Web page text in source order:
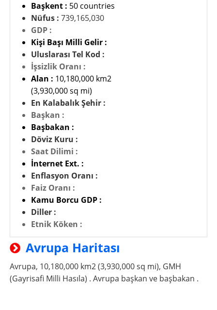
Başkent : 50 countries
Nüfus : 739,165,030
GDP :
Kişi Başı Milli Gelir :
Uluslarası Tel Kod :
İşsizlik Oranı :
Alan : 10,180,000 km2
(3,930,000 sq mi)
En Kalabalık Şehir :
Başkan :
Başbakan :
Döviz Kuru :
Saat Dilimi :
İnternet Ext. :
Enflasyon Oranı :
Faiz Oranı :
Kamu Borcu GDP :
Diller :
Etnik Köken :
Avrupa Haritası
Avrupa, 10,180,000 km2 (3,930,000 sq mi), GMH
(Gayrisafi Milli Hasıla) . Avrupa başkan ve başbakan .